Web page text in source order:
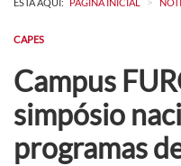
CAPES
Campus
simpósio
programas